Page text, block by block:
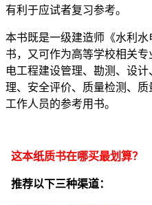
有利于应试者复习参考。
本书既是一级建造师《水利
书，又可作为高等学校相关
电工程建设管理、勘测、设
理、安全评价、质量检测、
工作人员的参考用书。
这本纸质书在哪买最划算？
推荐以下三种渠道：